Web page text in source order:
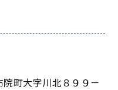
町大字川北８９９－